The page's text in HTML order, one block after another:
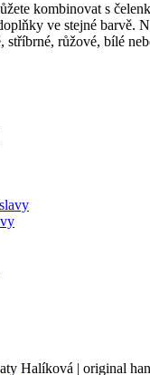
kombinovat s
ve stejné barvě.
stříbrné, růžové, bílé